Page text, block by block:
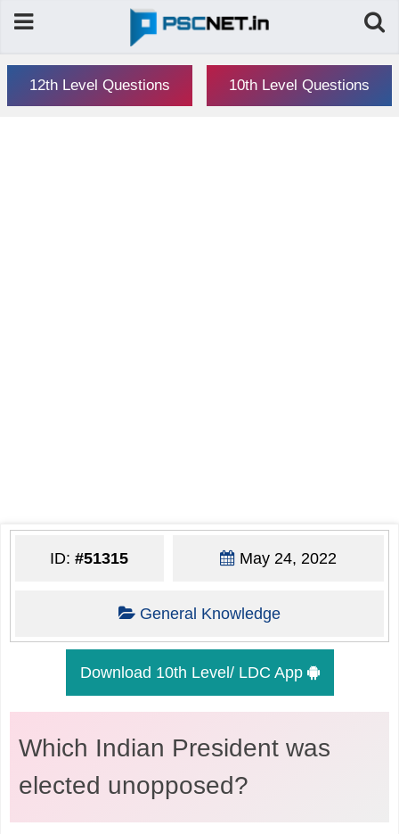
12th Level Questions 10th Level Questions
ID:#51315 May 24, 2022
General Knowledge
Download 10th Level/ LDC App
Which Indian President was
elected unopposed?